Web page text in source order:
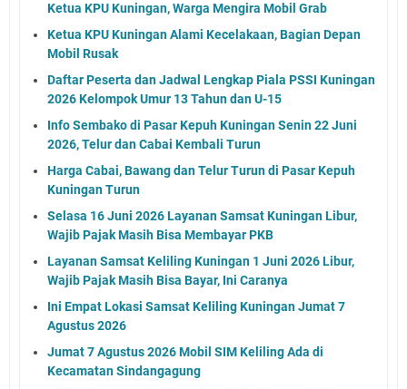
Ketua KPU Kuningan, Warga Mengira Mobil Grab
Ketua KPU Kuningan Alami Kecelakaan, Bagian Depan
Mobil Rusak
Daftar Peserta dan Jadwal Lengkap Piala PSSI Kuningan
2026 Kelompok Umur 13 Tahun dan U-15
Info Sembako di Pasar Kepuh Kuningan Senin 22 Juni
2026, Telur dan Cabai Kembali Turun
Harga Cabai, Bawang dan Telur Turun di Pasar Kepuh
Kuningan Turun
Selasa 16 Juni 2026 Layanan Samsat Kuningan Libur,
Wajib Pajak Masih Bisa Membayar PKB
Layanan Samsat Keliling Kuningan 1 Juni 2026 Libur,
Wajib Pajak Masih Bisa Bayar, Ini Caranya
Ini Empat Lokasi Samsat Keliling Kuningan Jumat 7
Agustus 2026
Jumat 7 Agustus 2026 Mobil SIM Keliling Ada di
Kecamatan Sindangagung